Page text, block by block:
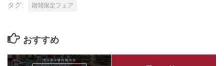
タグ: 期間限定フェア
おすすめ